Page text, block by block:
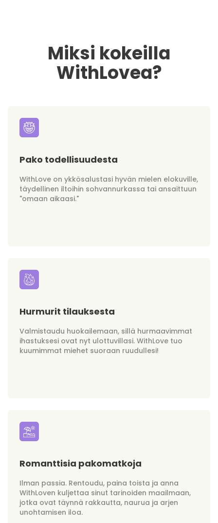
Miksi kokeilla
WithLovea?
Pako todellisuudesta
WithLove on ykkösalustasi hyvän mielen elokuville,
täydellinen iltoihin sohvannurkassa tai ansaittuun
"omaan aikaasi."
Hurmurit tilauksesta
Valmistaudu huokailemaan, sillä hurmaavimmat
ihastuksesi ovat nyt ulottuvillasi. WithLove tuo
kuumimmat miehet suoraan ruudullesi!
Romanttisia pakomatkoja
Ilman passia. Rentoudu, paina toista ja anna
WithLoven kuljettaa sinut tarinoiden maailmaan,
jotka ovat täynnä rakkautta, naurua ja arjen
unohtamisen iloa.